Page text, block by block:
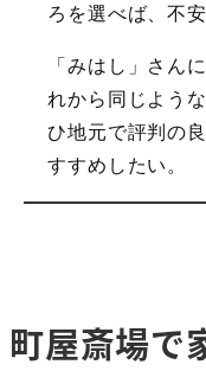
ろを選べば、不
「みはし」さん
れから同じよう
ひ地元で評判の
すすめしたい。
町屋斎場で